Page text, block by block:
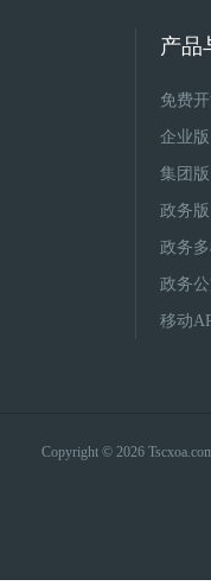
产品
免费
企业版
集团版
政务版
政务
政务
移动
Copyright © 2026